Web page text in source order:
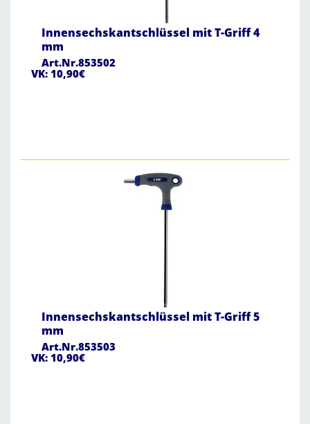
Innensechskantschlüssel mit T-Griff 4
mm
Art.Nr.853502
VK: 10,90€
Innensechskantschlüssel mit T-Griff 5
mm
Art.Nr.853503
VK: 10,90€